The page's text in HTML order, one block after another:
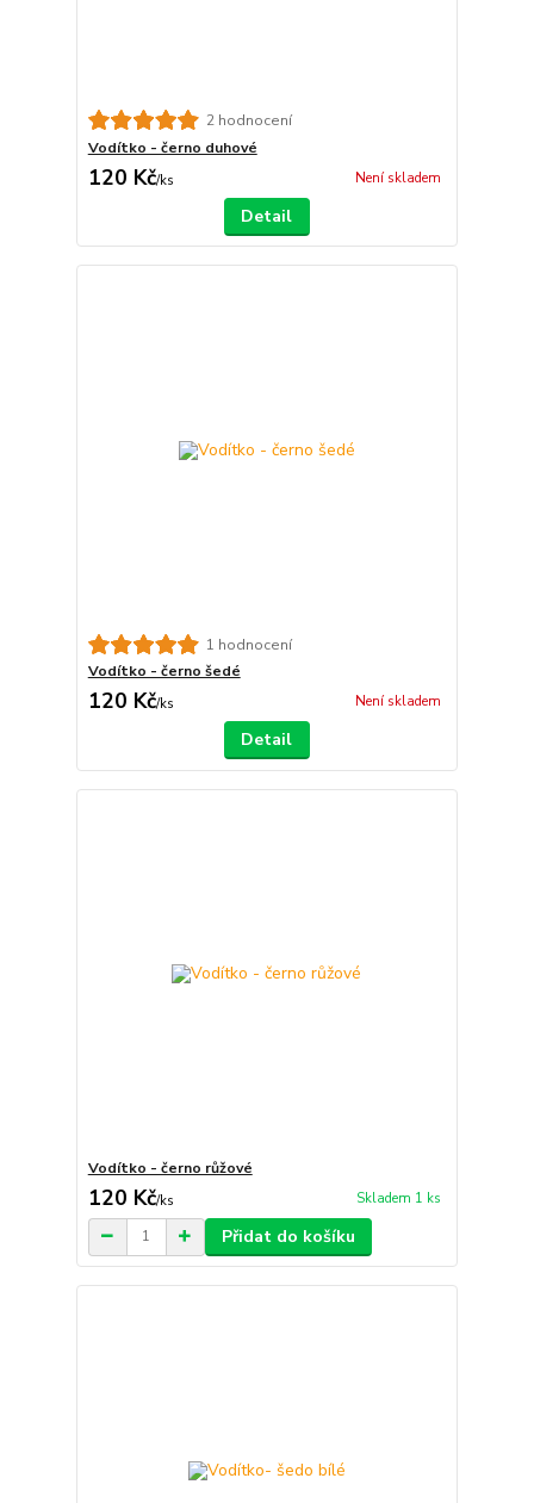
2 hodnocení
Vodítko - černo duhové
120 Kč/ks Není skladem
Detail
1 hodnocení
Vodítko - černo šedé
120 Kč/ks Není skladem
Detail
Vodítko - černo růžové
120 Kč/ks Skladem 1 ks
Přidat do košíku